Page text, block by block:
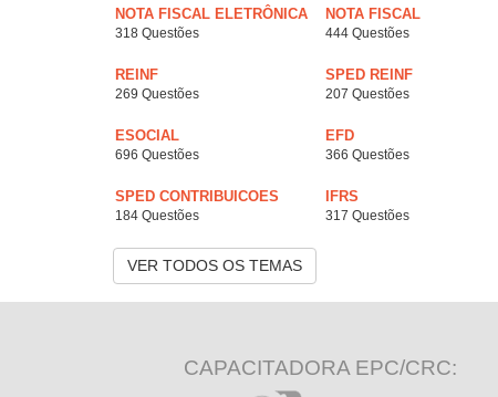
NOTA FISCAL ELETRÔNICA
318 Questões
NOTA FISCAL
444 Questões
REINF
269 Questões
SPED REINF
207 Questões
ESOCIAL
696 Questões
EFD
366 Questões
SPED CONTRIBUICOES
184 Questões
IFRS
317 Questões
VER TODOS OS TEMAS
CAPACITADORA EPC/CRC: